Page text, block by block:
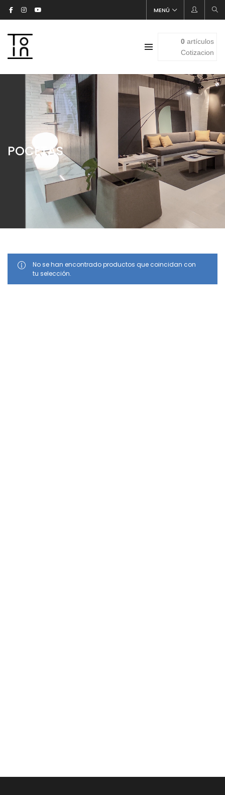
MENÚ
0artículos
Cotizacion
POCETAS
No se han encontrado productos que coincidan con
tu selección.